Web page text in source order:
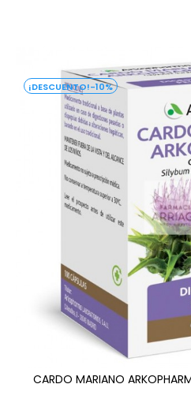
-10%
CARDO MARIANO